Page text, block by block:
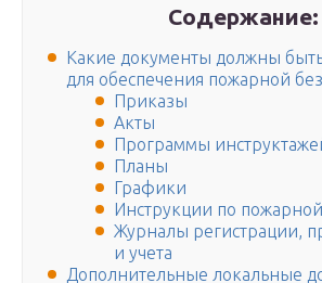
Содержание:
Какие документы должны
для обеспечения пожарной
Приказы
Акты
Программы
Планы
Графики
Инструкции по
Журналы регистрации,
и учета
Дополнительные локальные